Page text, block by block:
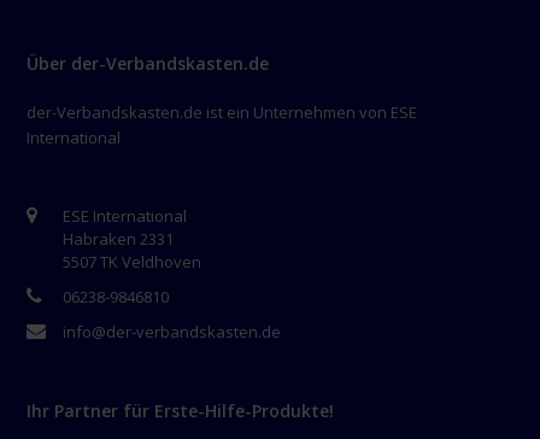
Über der-Verbandskasten.de
der-Verbandskasten.de ist ein Unternehmen von ESE
International
ESE International
Habraken 2331
5507 TK Veldhoven
06238-9846810
info@der-verbandskasten.de
Ihr Partner für Erste-Hilfe-Produkte!